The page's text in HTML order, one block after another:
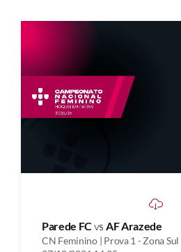
Parede FCvs AF Arazede
CN Feminino | Prova 1 - Zona Sul